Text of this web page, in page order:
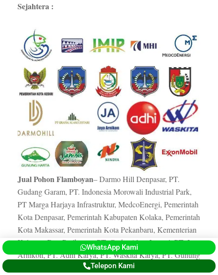
Sejahtera :
Jual Pohon Flamboyan– Darmo Hill Denpasar, PT.
Gudang Garam, PT. Indonesia Morowali Industrial Park,
PT Marga Harjaya Infrastruktur, MedcoEnergi, Pemerintah
Kota Denpasar, Pemerintah Kabupaten Kolaka, Pemerintah
Kota Makassar, Pemerintah Kota Pekanbaru, Kementerian
Kelautan Dan Perikanan, PT. Graha Alam Lestari, PT. Jaya
Arnikon, PT. Adhi Karya, PT. Waskita Karya, PT. Gunung
Harta, Istana Jambu Denpasar, PT. Nindya Karya,
WhatsApp Kami
Telepon Kami